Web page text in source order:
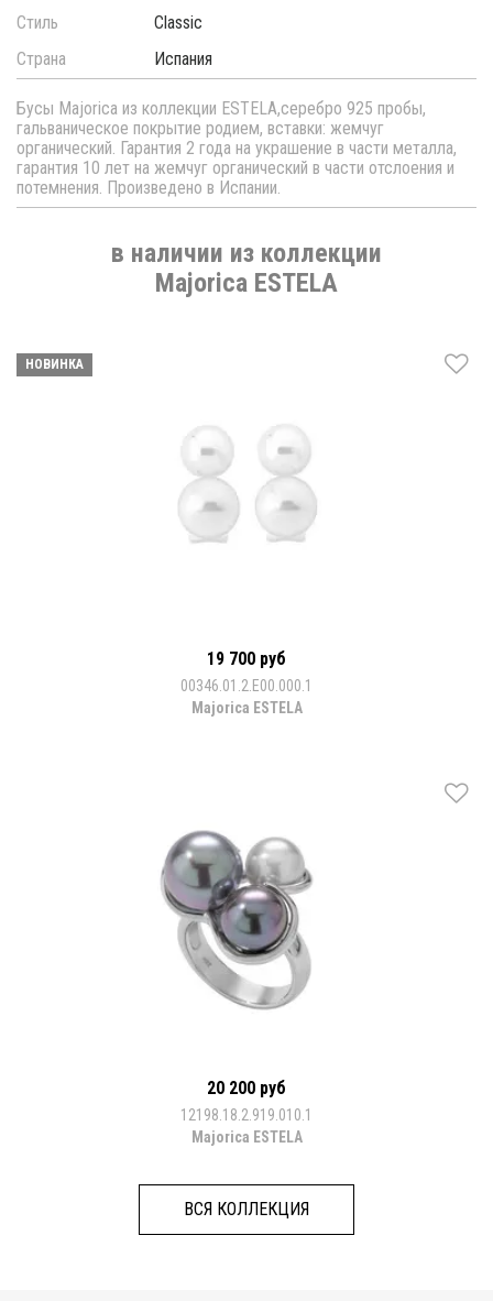
Стиль
Classic
Страна
Испания
Бусы Majorica из коллекции ESTELA,серебро 925 пробы,
гальваническое покрытие родием, вставки: жемчуг
органический. Гарантия 2 года на украшение в части металла,
гарантия 10 лет на жемчуг органический в части отслоения и
потемнения. Произведено в Испании.
в наличии из коллекции
Majorica ESTELA
НОВИНКА
19 700 руб
00346.01.2.E00.000.1
Majorica ESTELA
20 200 руб
12198.18.2.919.010.1
Majorica ESTELA
ВСЯ КОЛЛЕКЦИЯ